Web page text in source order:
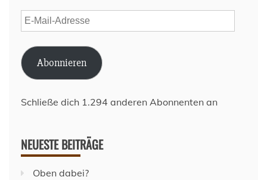
E-
Mail-
Adresse
Abonnieren
Schließe dich 1.294 anderen Abonnenten an
NEUESTE BEITRÄGE
Oben dabei?